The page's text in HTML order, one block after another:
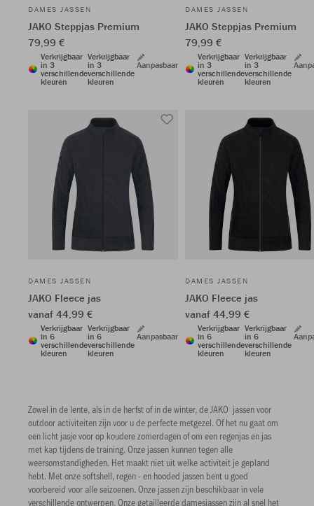
DAMES JASSEN
JAKO Steppjas Premium
79,99 €
Verkrijgbaar
in 3
verschillende
kleuren
Verkrijgbaar
in 3
verschillende
kleuren
Aanpasbaar
DAMES JASSEN
JAKO Steppjas Premium
79,99 €
Verkrijgbaar
in 3
verschillende
kleuren
Verkrijgbaar
in 3
verschillende
kleuren
DAMES JASSEN
JAKO Fleece jas
vanaf 44,99 €
Verkrijgbaar
in 6
verschillende
kleuren
Verkrijgbaar
in 6
verschillende
kleuren
Aanpasbaar
DAMES JASSEN
JAKO Fleece jas
vanaf 44,99 €
Verkrijgbaar
in 6
verschillende
kleuren
Verkrijgbaar
in 6
verschillende
kleuren
Zowel in de lente, als in de herfst of in de winter, de JAKO jassen voor
outdoor activiteiten zijn voor u de perfecte metgezel. Of het nu gaat om
een licht jasje voor op koudere zomerdagen of om een regenjas en jas
met kap tijdens de training. Onze jassen kunnen tegen alle
weersomstandigheden. Het maakt niet uit welke activiteit je gepland
hebt. Met onze softshell, regen - en hooded jassen bent u goed
voorbereid voor alle seizoenen. Onze jassen zijn beschikbaar in vele
verschillende ontwerpen. Onze getailleerde damesjassen zijn al snel het